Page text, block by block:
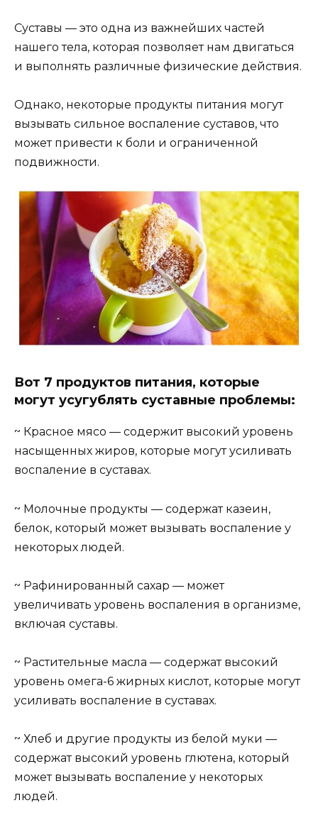
Суставы — это одна из важнейших частей
нашего тела, которая позволяет нам двигаться
и выполнять различные физические действия.
Однако, некоторые продукты питания могут
вызывать сильное воспаление суставов, что
может привести к боли и ограниченной
подвижности.
Вот 7 продуктов питания, которые
могут усугублять суставные проблемы:
~ Красное мясо — содержит высокий уровень
насыщенных жиров, которые могут усиливать
воспаление в суставах.
~ Молочные продукты — содержат казеин,
белок, который может вызывать воспаление у
некоторых людей.
~ Рафинированный сахар — может
увеличивать уровень воспаления в организме,
включая суставы.
~ Растительные масла — содержат высокий
уровень омега-6 жирных кислот, которые могут
усиливать воспаление в суставах.
~ Хлеб и другие продукты из белой муки —
содержат высокий уровень глютена, который
может вызывать воспаление у некоторых
людей.